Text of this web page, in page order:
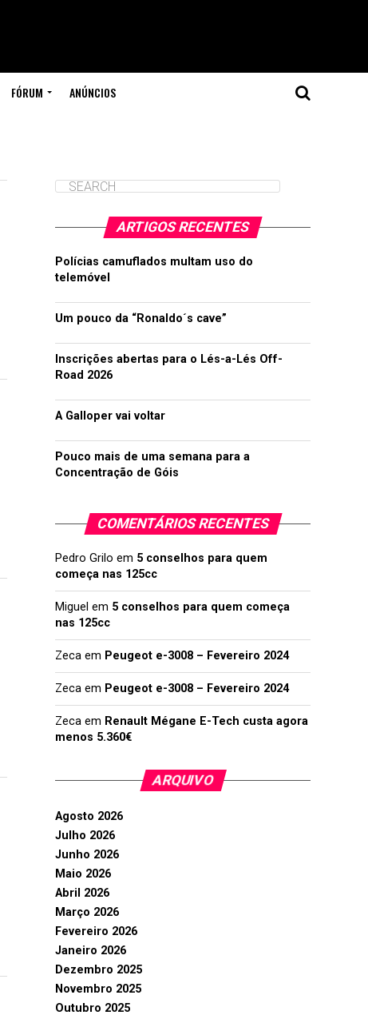
FÓRUM ANÚNCIOS
ARTIGOS RECENTES
Polícias camuflados multam uso do
telemóvel
Um pouco da “Ronaldo´s cave”
Inscrições abertas para o Lés-a-Lés Off-
Road 2026
A Galloper vai voltar
Pouco mais de uma semana para a
Concentração de Góis
COMENTÁRIOS RECENTES
Pedro Grilo em 5 conselhos para quem
começa nas 125cc
Miguel em 5 conselhos para quem começa
nas 125cc
Zeca em Peugeot e-3008 – Fevereiro 2024
Zeca em Peugeot e-3008 – Fevereiro 2024
Zeca em Renault Mégane E-Tech custa agora
menos 5.360€
ARQUIVO
Agosto 2026
Julho 2026
Junho 2026
Maio 2026
Abril 2026
Março 2026
Fevereiro 2026
Janeiro 2026
Dezembro 2025
Novembro 2025
Outubro 2025